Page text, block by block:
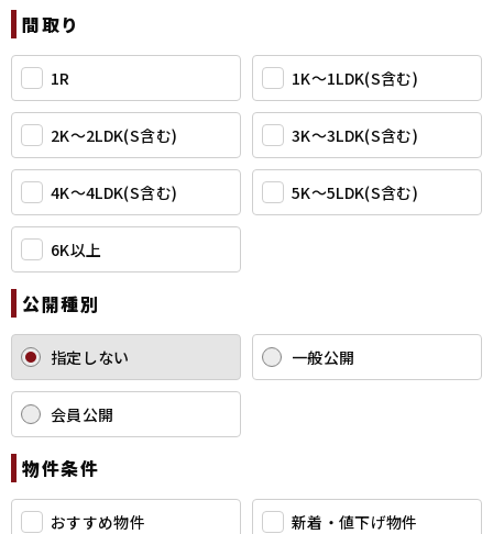
間取り
1R 1K〜1LDK(S含む)
2K〜2LDK(S含む) 3K〜3LDK(S含む)
4K〜4LDK(S含む) 5K〜5LDK(S含む)
6K以上
公開種別
指定しない 一般公開
会員公開
物件条件
おすすめ物件 新着・値下げ物件